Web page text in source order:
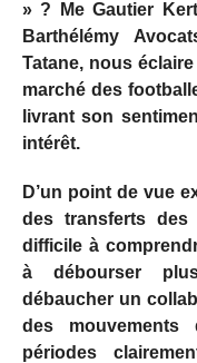
» ? Me Gautier
Barthélémy
Tatane, nous
marché des
livrant son
intérêt.
D’un point de vue
des transferts des
difficile à
à débourser
débaucher un
des
périodes